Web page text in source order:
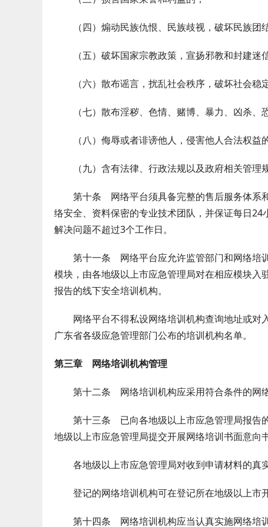
（四）煽动民族仇恨、民族歧视，破坏民族团
（五）破坏国家宗教政策，宣扬邪教和封建迷
（六）散布谣言，扰乱社会秩序，破坏社会稳
（七）散布淫秽、色情、赌博、暴力、凶杀、
（八）侮辱或者诽谤他人，侵害他人合法权益
（九）含有法律、行政法规以及政府相关管理规
第十条 网络平台须具备完整的售后服务体系和
络安全、资料保密的专业技术团队，并保证每日
解决问题不超过3个工作日。
第十一条 网络平台应允许监管部门和网络培训
模块，由各地级以上市应急管理局对在相应模块
报告的线下安全培训机构。
网络平台不得私设网络培训机构查询地址或对
广东省各级应急管理部门公布的培训机构名单。
第三章 网络培训机构管理
第十二条 网络培训机构应采用符合条件的网络
第十三条 已向各地级以上市应急管理局报告的
地级以上市应急管理局提交开展网络培训书面意向书
各地级以上市应急管理局对收到申请材料的真
登记的网络培训机构可在登记所在地级以上市
第十四条 网络培训机构应当认真实施网络培训